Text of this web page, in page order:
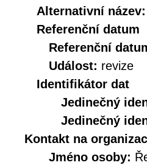
Alternativní název:
Referenční datum
Referenční
Událost: revize
Identifikátor dat
Jedinečný
Jedinečný
Kontakt na
Jméno osoby: